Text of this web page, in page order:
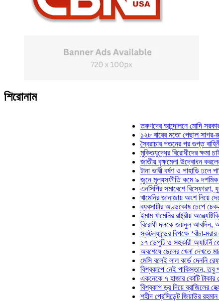
শিরোনাম
তরুণদের আন্দোলনে মোদি সরকার দুর্বল
১২৮ বারের মতো পেছাল সাগর-রুনি
স্বৈরাচার পতনের পর গুপ্ত বাহিনীর
মুক্তিযুদ্ধের বিরোধীদের ক্ষমা চাইতে
জাতীয় বৃক্ষমেলা উদ্বোধন করলেন
টানা ভারী বর্ষণ ও পাহাড়ি ঢলে পানিবন্দি
জুনে মূল্যস্ফীতি কমে ৯ দশমিক ১৬
এনসিপির সমাবেশে বিস্ফোরণ, যুবলীগের
খামেনির জানাজায় অংশ নিয়ে দেশে
ব্যবসায়ীর অণ্ডকোষ চেপে চেক-
ইমাম খামেনির রাষ্ট্রীয়
বিরোধী দলকে জয়নুল আবদিন, আপনারা
স্কটল্যান্ডের বিপক্ষে ‘বাঁচা-মরার
১৭ ডেপুটি ও সহকারী অ্যাটর্নি
অবশেষে ছেলের খেলা দেখতে মাঠে
মেসি বলেই লাল কার্ড দেননি রেফারি!
বিশ্বকাপে নেই পাকিস্তান, তবু প্রতিটি
একনেকে ৭ হাজার কোটি টাকার ৫
বিশ্বকাপ ড্র দিয়ে ব্রাজিলের হেক্সা
শহীদ প্রেসিডেন্ট জিয়াউর রহমান